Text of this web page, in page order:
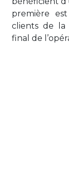
première
clients de la
final de